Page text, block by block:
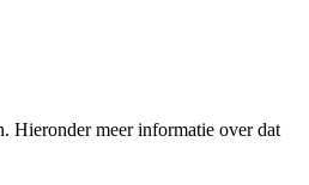
Hieronder meer informatie over dat